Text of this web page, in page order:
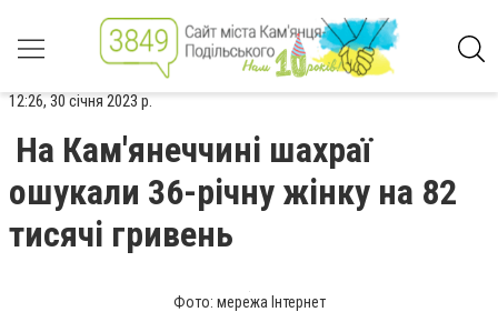
12:26, 30 січня 2023 р.
На Кам'янеччині шахраї
ошукали 36-річну жінку на 82
тисячі гривень
Фото: мережа Інтернет